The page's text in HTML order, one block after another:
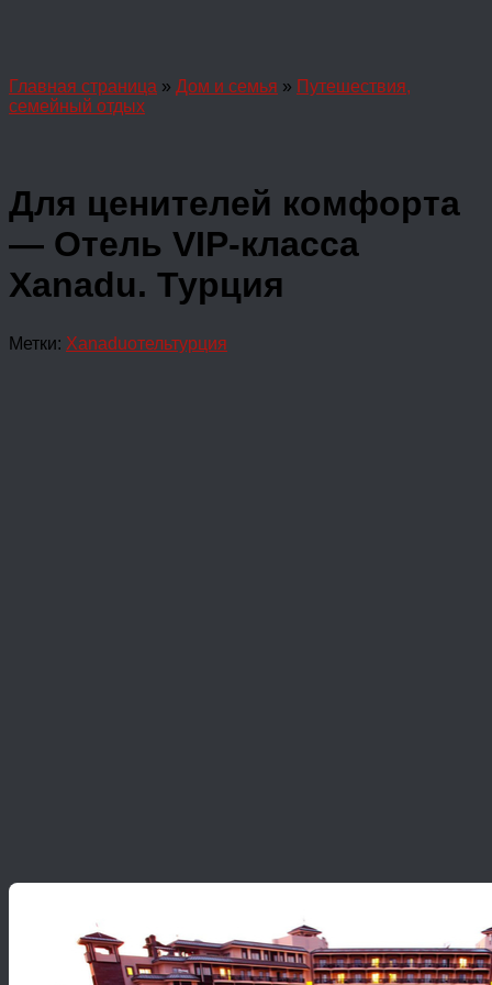
Главная страница » Дом и семья » Путешествия,
семейный отдых
Для ценителей комфорта
— Отель VIP-класса
Xanadu. Турция
Метки: Xanaduотельтурция